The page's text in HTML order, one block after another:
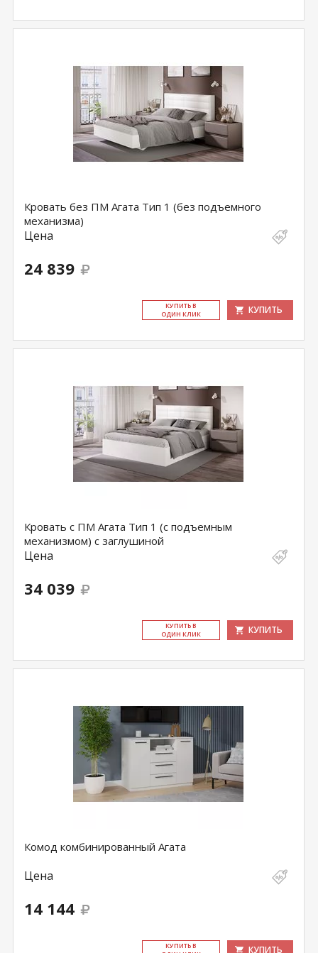
Кровать без ПМ Агата Тип 1 (без подъемного
механизма)
Цена
24 839
КУ­ПИТЬ В
ОДИН КЛИК
КУПИТЬ
Кровать с ПМ Агата Тип 1 (с подъемным
механизмом) с заглушиной
Цена
34 039
КУ­ПИТЬ В
ОДИН КЛИК
КУПИТЬ
Комод комбинированный Агата
Цена
14 144
КУ­ПИТЬ В
КУПИТЬ